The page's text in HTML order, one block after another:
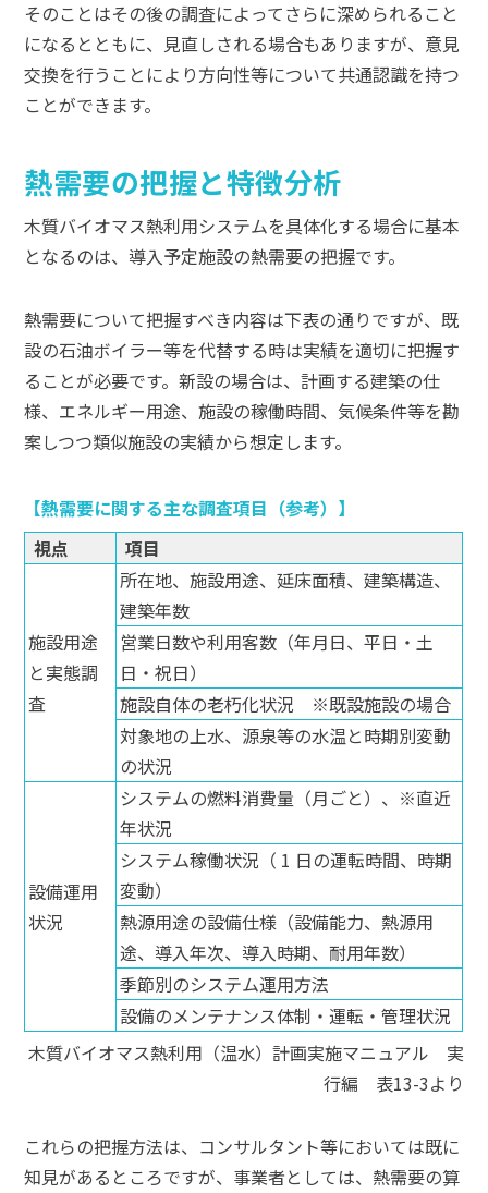
そのことはその後の調査によってさらに深められること
になるとともに、見直しされる場合もありますが、意見
交換を行うことにより方向性等について共通認識を持つ
ことができます。
熱需要の把握と特徴分析
木質バイオマス熱利用システムを具体化する場合に基本
となるのは、導入予定施設の熱需要の把握です。
熱需要について把握すべき内容は下表の通りですが、既
設の石油ボイラー等を代替する時は実績を適切に把握す
ることが必要です。新設の場合は、計画する建築の仕
様、エネルギー用途、施設の稼働時間、気候条件等を勘
案しつつ類似施設の実績から想定します。
熱需要に関する主な調査項目（参考）
視点
項目
施設用途
と実態調
査
所在地、施設用途、延床面積、建築構造、
建築年数
営業日数や利用客数（年月日、平日・土
日・祝日）
施設自体の老朽化状況 ※既設施設の場合
対象地の上水、源泉等の水温と時期別変動
の状況
設備運用
状況
システムの燃料消費量（月ごと）、※直近
年状況
システム稼働状況（ 1 日の運転時間、時期
変動）
熱源用途の設備仕様（設備能力、熱源用
途、導入年次、導入時期、耐用年数）
季節別のシステム運用方法
設備のメンテナンス体制・運転・管理状況
木質バイオマス熱利用（温水）計画実施マニュアル 実
行編 表13-3より
これらの把握方法は、コンサルタント等においては既に
知見があるところですが、事業者としては、熱需要の算